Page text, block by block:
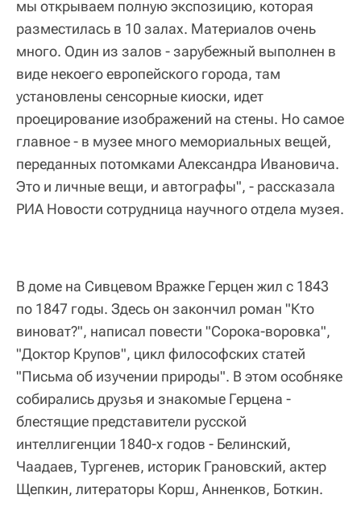
мы открываем полную экспозицию, которая
разместилась в 10 залах. Материалов очень
много. Один из залов - зарубежный выполнен в
виде некоего европейского города, там
установлены сенсорные киоски, идет
проецирование изображений на стены. Но самое
главное - в музее много мемориальных вещей,
переданных потомками Александра Ивановича.
Это и личные вещи, и автографы", - рассказала
РИА Новости сотрудница научного отдела музея.
В доме на Сивцевом Вражке Герцен жил с 1843
по 1847 годы. Здесь он закончил роман "Кто
виноват?", написал повести "Сорока-воровка",
"Доктор Крупов", цикл философских статей
"Письма об изучении природы". В этом особняке
собирались друзья и знакомые Герцена -
блестящие представители русской
интеллигенции 1840-х годов - Белинский,
Чаадаев, Тургенев, историк Грановский, актер
Щепкин, литераторы Корш, Анненков, Боткин.